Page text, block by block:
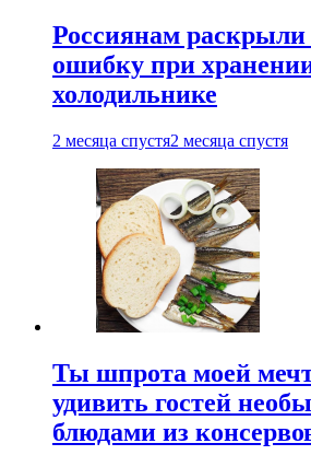
Россиянам
ошибку при
холодильнике
2 месяца спустя2 месяца спустя
Ты шпрота моей
удивить гостей
блюдами из